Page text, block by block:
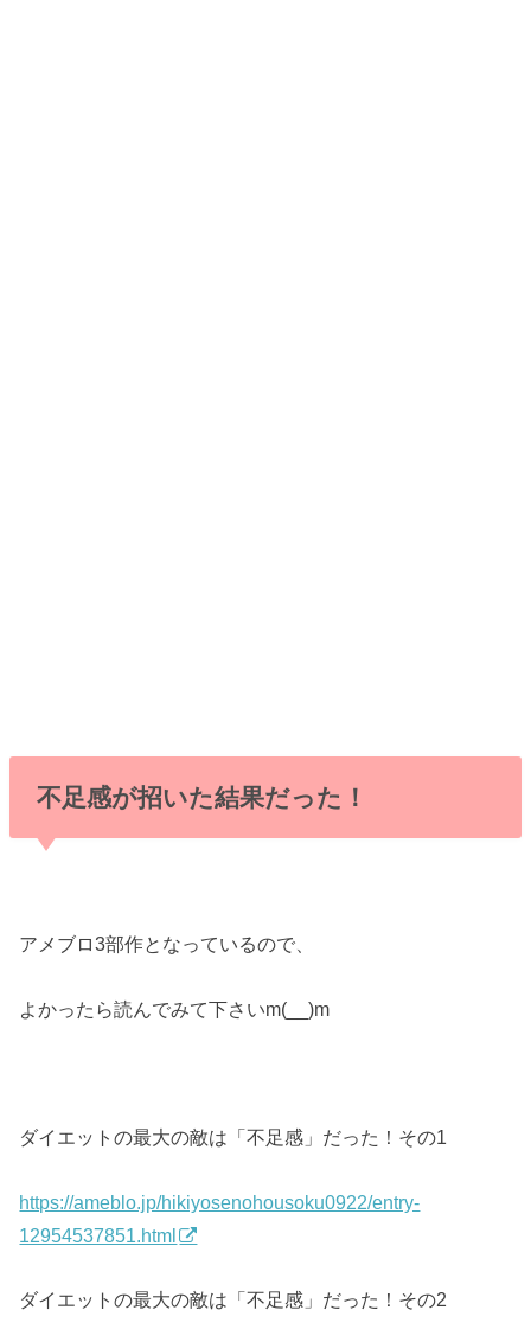
不足感が招いた結果だった！
アメブロ3部作となっているので、
よかったら読んでみて下さいm(__)m
ダイエットの最大の敵は「不足感」だった！その1
https://ameblo.jp/hikiyosenohousoku0922/entry-
12954537851.html
ダイエットの最大の敵は「不足感」だった！その2